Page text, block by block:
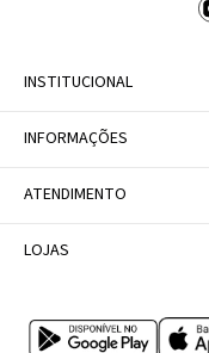
INSTITUCIONAL
A Marca
Trabalhe conosco
INFORMAÇÕES
Política de Privacidade
Tabela de Medidas
ATENDIMENTO
Personal Shopper
LOJAS
Multimarcas